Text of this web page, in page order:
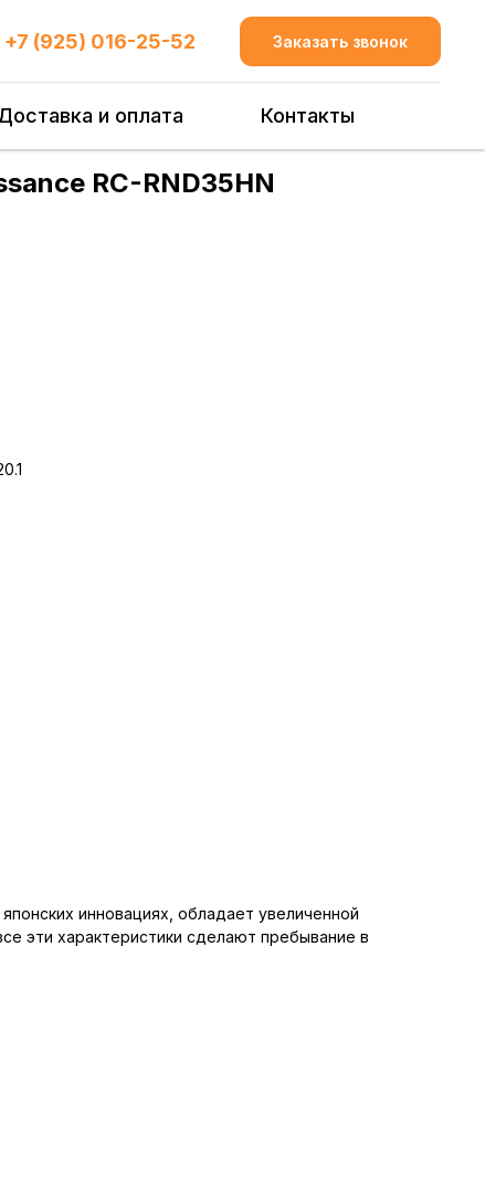
+7 (925) 016-25-52 Заказать звонок
и оплата Контакты
RC-RND35HN
инновациях, обладает увеличенной
эти характеристики сделают пребывание в